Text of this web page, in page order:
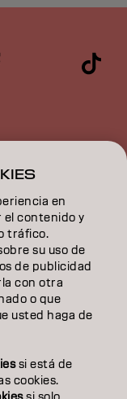
en
el contenido y
tráfico.
su uso de
de publicidad
con otra
o que
usted haga de
si está de
cookies.